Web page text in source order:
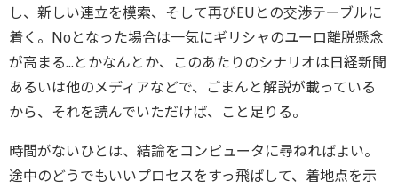
し、新しい連立を模索、そして再びEUとの交渉テーブルに
着く。Noとなった場合は一気にギリシャのユーロ離脱懸念
が高まる...とかなんとか、このあたりのシナリオは日経新聞
あるいは他のメディアなどで、ごまんと解説が載っている
から、それを読んでいただけば、こと足りる。
時間がないひとは、結論をコンピュータに尋ねればよい。
途中のどうでもいいプロセスをすっ飛ばして、着地点を示